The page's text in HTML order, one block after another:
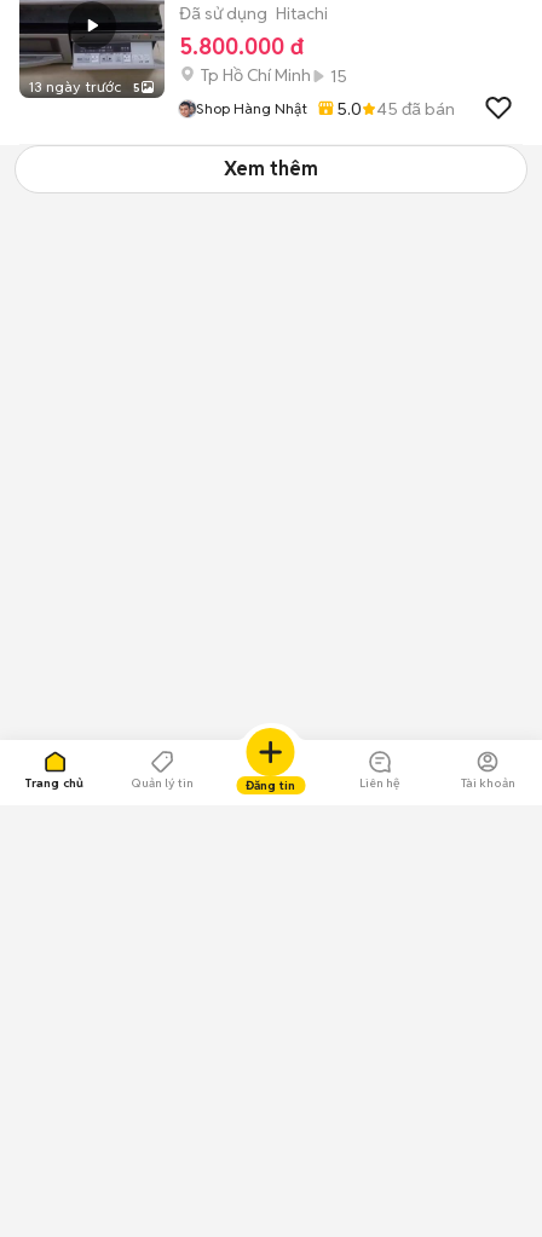
Trang chủ Quản lý tin Đăng tin Liên hệ Tài khoản
13 ngày trước 5
Đã sử dụng Hitachi
5.800.000 đ
Tp Hồ Chí Minh 15
Shop Hàng Nhật 5.0 45 đã bán
Xem thêm